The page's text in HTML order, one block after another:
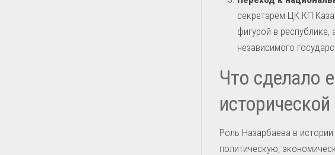
секретарём ЦК КП
фигурой в республике,
независимого
Что сделало
Роль Назарбаева в
политическую,